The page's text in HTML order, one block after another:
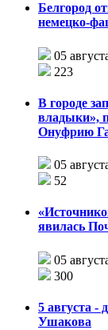
Белгород
немецко-
05
223
В городе
владыки»,
Онуфрию
05
52
явилась
05
300
5 августа -
Ушакова